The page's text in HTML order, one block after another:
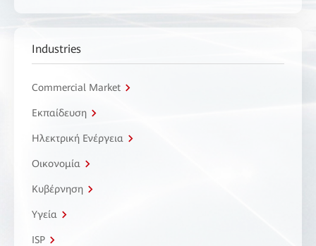
Industries
Commercial Market
Εκπαίδευση
Ηλεκτρική Ενέργεια
Οικονομία
Κυβέρνηση
Υγεία
ISP